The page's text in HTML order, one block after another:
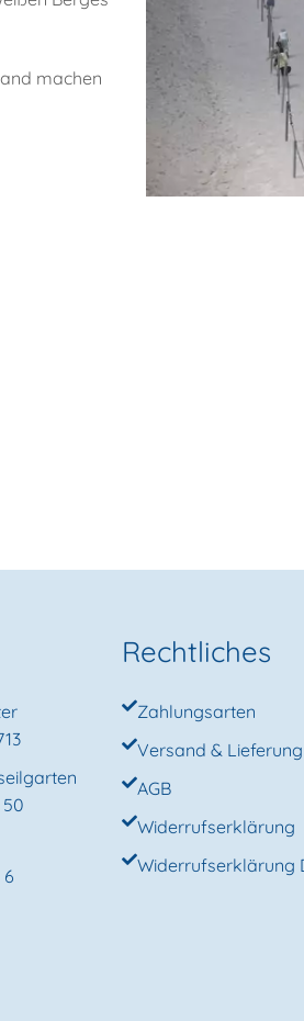
machen
50
6
Rechtliches
Zahlungsarten
Versand & Lieferung
AGB
Widerrufserklärung
Widerrufserklärung